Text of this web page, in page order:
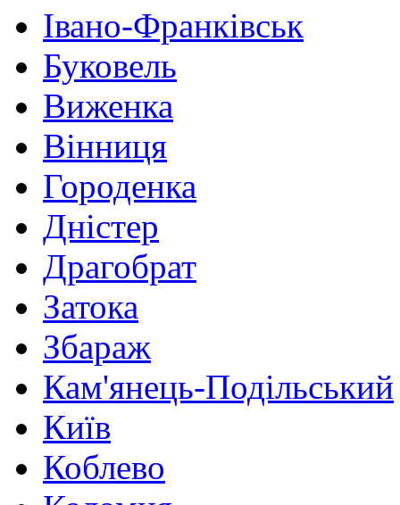
Івано-Франківськ
Буковель
Виженка
Вінниця
Городенка
Дністер
Драгобрат
Затока
Збараж
Кам'янець-Подільський
Київ
Коблево